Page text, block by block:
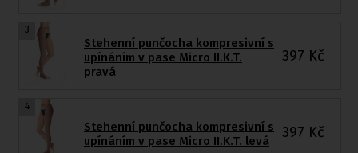
3
Stehenní punčocha kompresivní s
upínáním v pase Micro II.K.T.
pravá
397 Kč
4
Stehenní punčocha kompresivní s
upínáním v pase Micro II.K.T. levá
397 Kč